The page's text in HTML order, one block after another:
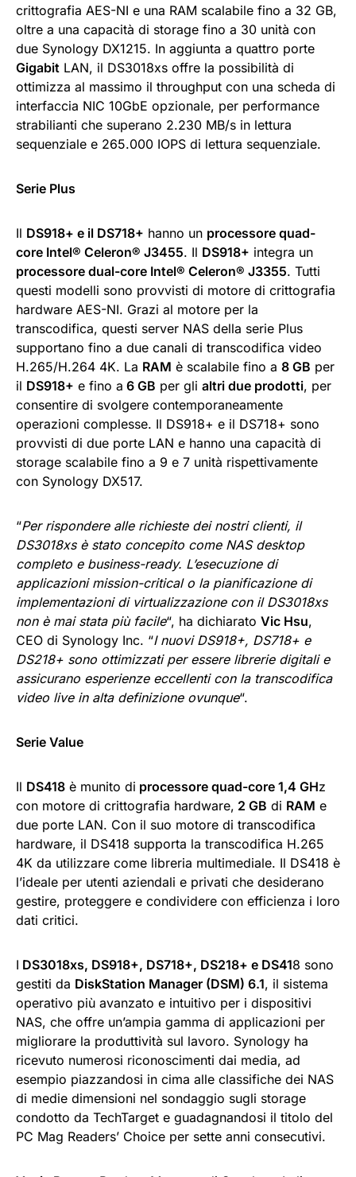
crittografia AES-NI e una RAM scalabile fino a 32 GB,
oltre a una capacità di storage fino a 30 unità con
due Synology DX1215. In aggiunta a quattro porte
Gigabit LAN, il DS3018xs offre la possibilità di
ottimizza al massimo il throughput con una scheda di
interfaccia NIC 10GbE opzionale, per performance
strabilianti che superano 2.230 MB/s in lettura
sequenziale e 265.000 IOPS di lettura sequenziale.
Serie Plus
Il DS918+ e il DS718+ hanno un processore quad-
core Intel® Celeron® J3455. Il DS918+ integra un
processore dual-core Intel® Celeron® J3355. Tutti
questi modelli sono provvisti di motore di crittografia
hardware AES-NI. Grazi al motore per la
transcodifica, questi server NAS della serie Plus
supportano fino a due canali di transcodifica video
H.265/H.264 4K. La RAM è scalabile fino a 8 GB per
il DS918+ e fino a 6 GB per gli altri due prodotti, per
consentire di svolgere contemporaneamente
operazioni complesse. Il DS918+ e il DS718+ sono
provvisti di due porte LAN e hanno una capacità di
storage scalabile fino a 9 e 7 unità rispettivamente
con Synology DX517.
“Per rispondere alle richieste dei nostri clienti, il
DS3018xs è stato concepito come NAS desktop
completo e business-ready. L’esecuzione di
applicazioni mission-critical o la pianificazione di
implementazioni di virtualizzazione con il DS3018xs
non è mai stata più facile“, ha dichiarato Vic Hsu,
CEO di Synology Inc. “I nuovi DS918+, DS718+ e
DS218+ sono ottimizzati per essere librerie digitali e
assicurano esperienze eccellenti con la transcodifica
video live in alta definizione ovunque“.
Serie Value
Il DS418 è munito di processore quad-core 1,4 GHz
con motore di crittografia hardware, 2 GB di RAM e
due porte LAN. Con il suo motore di transcodifica
hardware, il DS418 supporta la transcodifica H.265
4K da utilizzare come libreria multimediale. Il DS418 è
l’ideale per utenti aziendali e privati che desiderano
gestire, proteggere e condividere con efficienza i loro
dati critici.
I DS3018xs, DS918+, DS718+, DS218+ e DS418 sono
gestiti da DiskStation Manager (DSM) 6.1, il sistema
operativo più avanzato e intuitivo per i dispositivi
NAS, che offre un’ampia gamma di applicazioni per
migliorare la produttività sul lavoro. Synology ha
ricevuto numerosi riconoscimenti dai media, ad
esempio piazzandosi in cima alle classifiche dei NAS
di medie dimensioni nel sondaggio sugli storage
condotto da TechTarget e guadagnandosi il titolo del
PC Mag Readers’ Choice per sette anni consecutivi.